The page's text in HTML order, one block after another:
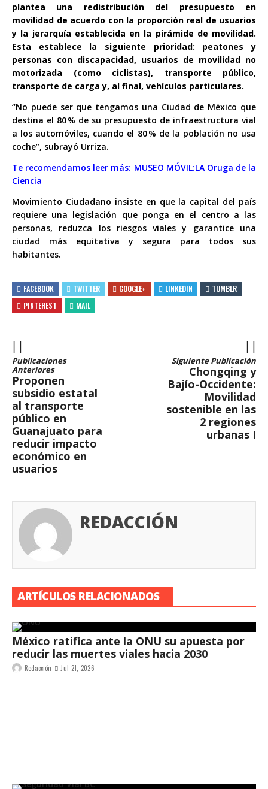
plantea una redistribución del presupuesto en
movilidad de acuerdo con la proporción real de usuarios
y la jerarquía establecida en la pirámide de movilidad.
Esta establece la siguiente prioridad: peatones y
personas con discapacidad, usuarios de movilidad no
motorizada (como ciclistas), transporte público,
transporte de carga y, al final, vehículos particulares.
“No puede ser que tengamos una Ciudad de México que
destina el 80 % de su presupuesto de infraestructura vial
a los automóviles, cuando el 80 % de la población no usa
coche”, subrayó Urriza.
Te recomendamos leer más: MUSEO MÓVIL:LA Oruga de la
Ciencia
Movimiento Ciudadano insiste en que la capital del país
requiere una legislación que ponga en el centro a las
personas, reduzca los riesgos viales y garantice una
ciudad más equitativa y segura para todos sus
habitantes.
FACEBOOK TWITTER GOOGLE+ LINKEDIN
TUMBLR
PINTEREST
MAIL
Publicaciones
Anteriores
Proponen
subsidio estatal
al transporte
público en
Guanajuato para
reducir impacto
económico en
usuarios
Siguiente Publicación
Chongqing y
Bajío-Occidente:
Movilidad
sostenible en las
2 regiones
urbanas I
REDACCIÓN
ARTÍCULOS RELACIONADOS
México ratifica ante la ONU su apuesta por
reducir las muertes viales hacia 2030
Redacción Jul 21, 2026